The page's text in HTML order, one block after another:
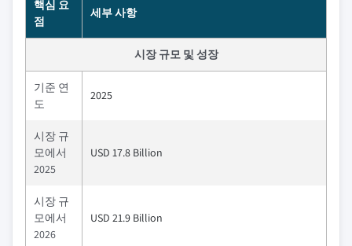
핵심 요
점
세부 사항
시장 규모 및 성장
기준 연
도
2025
시장 규
모에서
2025
USD 17.8 Billion
시장 규
모에서
2026
USD 21.9 Billion